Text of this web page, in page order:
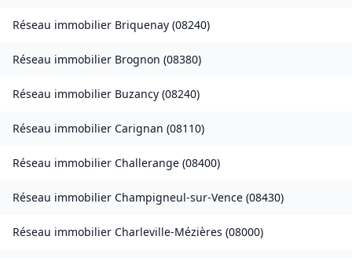
Réseau immobilier Briquenay (08240)
Réseau immobilier Brognon (08380)
Réseau immobilier Buzancy (08240)
Réseau immobilier Carignan (08110)
Réseau immobilier Challerange (08400)
Réseau immobilier Champigneul-sur-Vence (08430)
Réseau immobilier Charleville-Mézières (08000)